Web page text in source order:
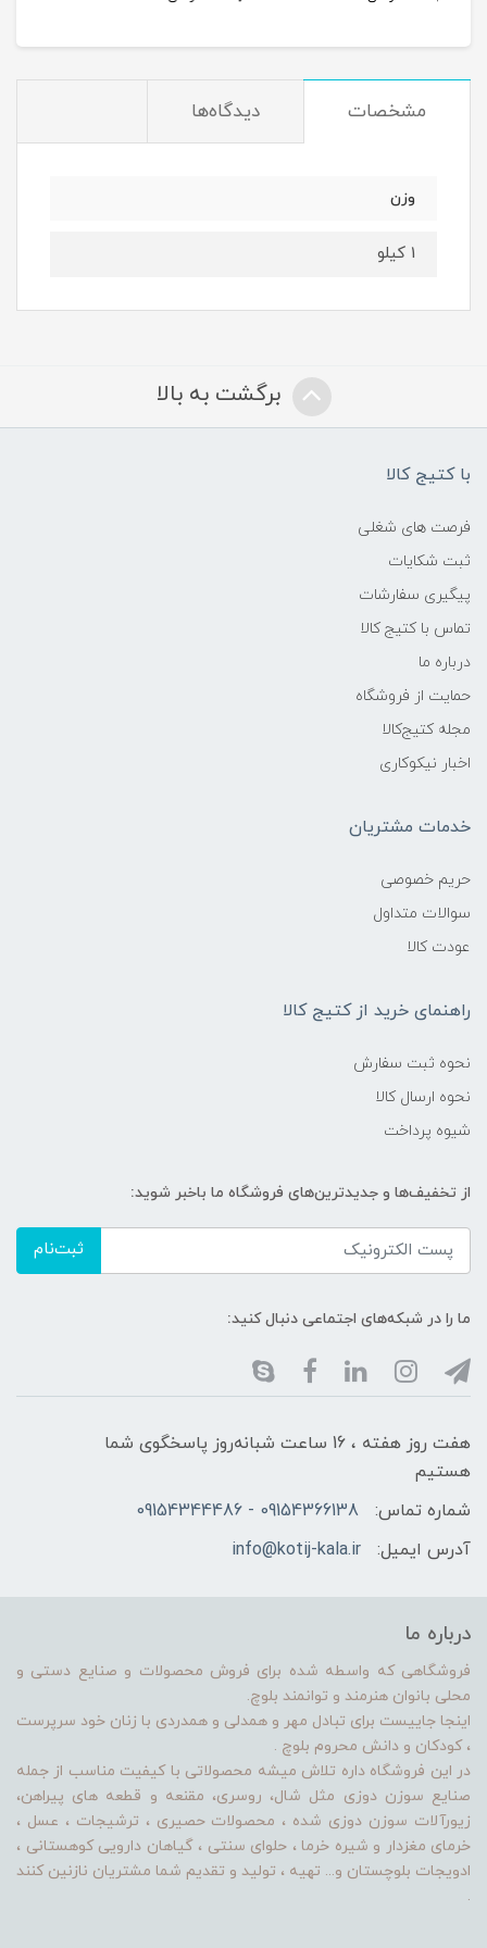
مشخصات دیدگاه‌ها
وزن
1 کیلو
برگشت به بالا
با کتیج کالا
فرصت های شغلی
ثبت شکایات
پیگیری سفارشات
تماس با کتیج کالا
درباره ما
حمایت از فروشگاه
مجله کتیج‌کالا
اخبار نیکوکاری
خدمات مشتریان
حریم خصوصی
سوالات متداول
عودت کالا
راهنمای خرید از کتیج کالا
نحوه ثبت سفارش
نحوه ارسال کالا
شیوه پرداخت
از تخفیف‌ها و جدیدترین‌های فروشگاه ما باخبر شوید:
ثبت‌نام
ما را در شبکه‌های اجتماعی دنبال کنید:
هفت روز هفته ، 16 ساعت شبانه‌روز پاسخگوی شما
هستیم
شماره تماس:
09154366138 - 09154344486
آدرس ایمیل:
info@kotij-kala.ir
درباره ما
فروشگاهی که واسطه شده برای فروش محصولات و صنایع دستی و
محلی بانوان هنرمند و توانمند بلوچ.
اینجا جاییست برای تبادل مهر و همدلی و همدردی با زنان خود سرپرست
، کودکان و دانش محروم بلوچ .
در این فروشگاه داره تلاش میشه محصولاتی با کیفیت مناسب از جمله
صنایع سوزن دوزی مثل شال، روسری، مقنعه و قطعه های پیراهن،
زیورآلات سوزن دوزی شده ، محصولات حصیری ، ترشیجات ، عسل ،
خرمای مغزدار و شیره خرما ، حلوای سنتی ، گیاهان دارویی کوهستانی ،
ادویجات بلوچستان و... تهیه ، تولید و تقدیم شما مشتریان نازنین کنند
.